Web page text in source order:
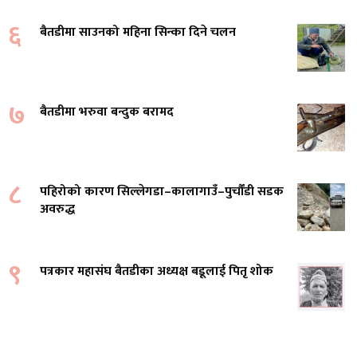
६ बैतडीमा साउनको महिना सिन्का दिने चलन
७ बैतडीमा भरुवा बन्दुक बरामद
८
पहिरोको कारण सिल्लेगडा–कालागाउँ–पुर्चौंडी सडक
अवरुद्ध
९ पत्रकार महासंघ बैतडीका अध्यक्ष बडूलाई पितृ शोक